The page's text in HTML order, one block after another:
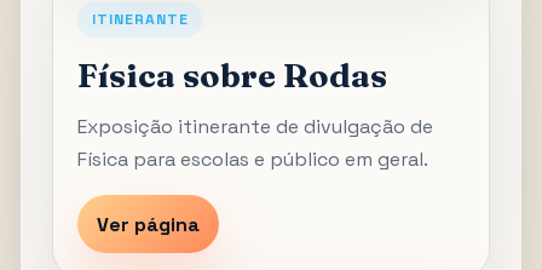
ITINERANTE
Física sobre Rodas
Exposição itinerante de divulgação de
Física para escolas e público em geral.
Ver página